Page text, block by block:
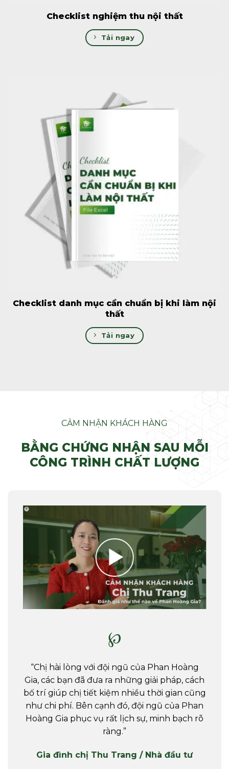
Checklist nghiệm thu nội thất
Tải ngay
Checklist danh mục cần chuẩn bị khi làm nội
thất
Tải ngay
CẢM NHẬN KHÁCH HÀNG
BẰNG CHỨNG NHẬN SAU MỖI
CÔNG TRÌNH CHẤT LƯỢNG
℘
“Chị hài lòng với đội ngũ của Phan Hoàng
Gia, các bạn đã đưa ra những giải pháp, cách
bố trí giúp chị tiết kiệm nhiều thời gian cũng
như chi phí. Bên cạnh đó, đội ngũ của Phan
Hoàng Gia phục vụ rất lịch sự, minh bạch rõ
ràng.”
Gia đình chị Thu Trang / Nhà đầu tư